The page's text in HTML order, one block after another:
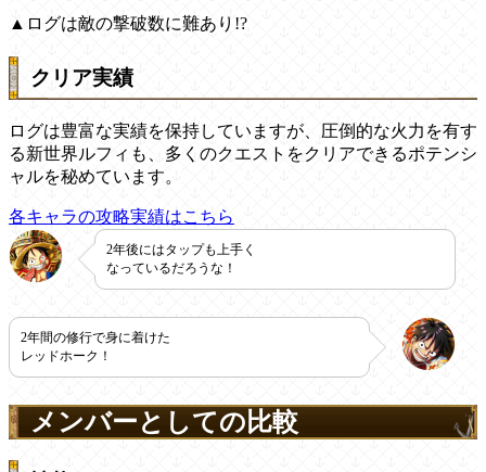
▲ログは敵の撃破数に難あり!?
クリア実績
ログは豊富な実績を保持していますが、圧倒的な火力を有す
る新世界ルフィも、多くのクエストをクリアできるポテンシ
ャルを秘めています。
各キャラの攻略実績はこちら
2年後にはタップも上手く
なっているだろうな！
2年間の修行で身に着けた
レッドホーク！
メンバーとしての比較